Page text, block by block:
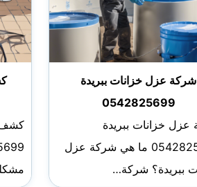
شركة عزل خزانات ببريدة
0542825699
خزانات ببريدة
0542825699 ما هي شركة عزل
ببريدة؟ شركة…
كشف